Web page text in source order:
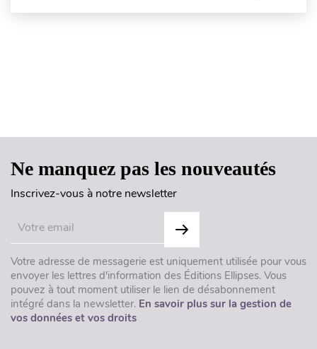
Ne manquez pas les nouveautés
Inscrivez-vous à notre newsletter
Votre adresse de messagerie est uniquement utilisée pour vous
envoyer les lettres d'information des Éditions Ellipses. Vous
pouvez à tout moment utiliser le lien de désabonnement
intégré dans la newsletter. En savoir plus sur la gestion de
vos données et vos droits